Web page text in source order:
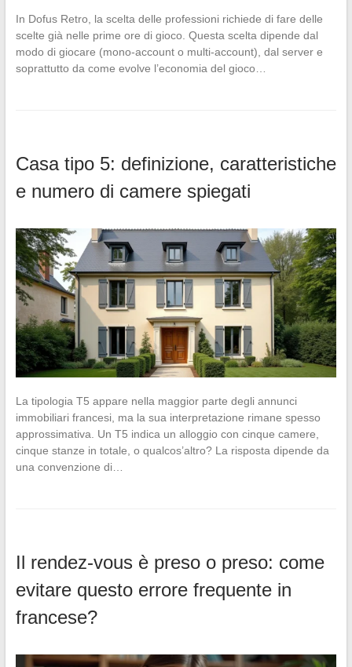
In Dofus Retro, la scelta delle professioni richiede di fare delle
scelte già nelle prime ore di gioco. Questa scelta dipende dal
modo di giocare (mono-account o multi-account), dal server e
soprattutto da come evolve l’economia del gioco…
Casa tipo 5: definizione, caratteristiche
e numero di camere spiegati
La tipologia T5 appare nella maggior parte degli annunci
immobiliari francesi, ma la sua interpretazione rimane spesso
approssimativa. Un T5 indica un alloggio con cinque camere,
cinque stanze in totale, o qualcos’altro? La risposta dipende da
una convenzione di…
Il rendez-vous è preso o preso: come
evitare questo errore frequente in
francese?